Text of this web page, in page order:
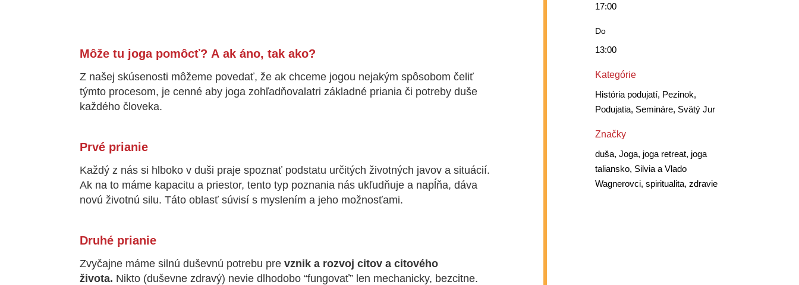
Môže tu joga pomôcť? A ak áno, tak ako?
Z našej skúsenosti môžeme povedať, že ak chceme jogou nejakým spôsobom čeliť
týmto procesom, je cenné aby joga zohľadňovalatri základné priania či potreby duše
každého človeka.
Prvé prianie
Každý z nás si hlboko v duši praje spoznať podstatu určitých životných javov a situácií.
Ak na to máme kapacitu a priestor, tento typ poznania nás ukľudňuje a napĺňa, dáva
novú životnú silu. Táto oblasť súvisí s myslením a jeho možnosťami.
Druhé prianie
Zvyčajne máme silnú duševnú potrebu pre vznik a rozvoj citov a citového
života. Nikto (duševne zdravý) nevie dlhodobo “fungovať” len mechanicky, bezcitne.
17:00
Do
13:00
Kategórie
História podujatí, Pezinok,
Podujatia, Semináre, Svätý Jur
Značky
duša, Joga, joga retreat, joga
taliansko, Silvia a Vlado
Wagnerovci, spiritualita, zdravie